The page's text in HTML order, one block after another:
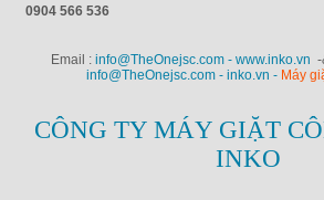
0904 566 536
Email : info@TheOnejsc.com - www.inko.vn
info@TheOnejsc.com - inko.vn - Máy
CÔNG TY MÁY GIẶT
INKO